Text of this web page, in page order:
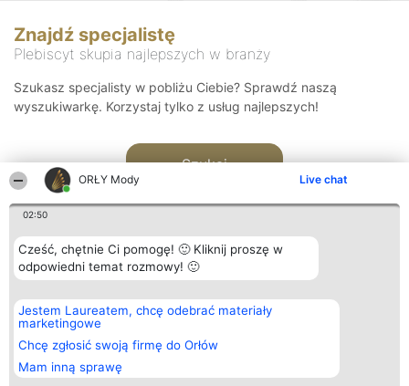
ORŁY Mody Live chat
02:50
Cześć, chętnie Ci pomogę! 🙂 Kliknij proszę w
odpowiedni temat rozmowy! 🙂
Jestem Laureatem, chcę odebrać materiały
marketingowe
Chcę zgłosić swoją firmę do Orłów
Mam inną sprawę
Znajdź specjalistę
Plebiscyt skupia najlepszych w branży
Szukasz specjalisty w pobliżu Ciebie? Sprawdź naszą
wyszukiwarkę. Korzystaj tylko z usług najlepszych!
Szukaj
Organizator plebiscytu
Bright Side Solutions sp. z o.
o. sp. k.
ul. Ruska 22
Wrocław 50-079
KRS 0000749100 | Regon
381313360 | NIP 8943132676
Plebiscyt
Laureaci
wszystkich
Laureatów
Regulamin
Kontakt
Kontakt